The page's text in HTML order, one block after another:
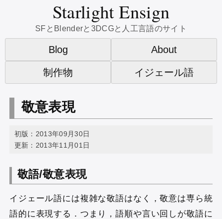
Starlight Ensign
SFとBlenderと3DCGと人工言語のサイト
Blog About
制作物 イジェール語
敬意表現
初版：2013年09月30日
更新：2013年11月01日
敬語/敬意表現
イジェール語には複雑な敬語はなく，敬意は専ら統
語的に表現する．つまり，語順や言い回しが敬語に